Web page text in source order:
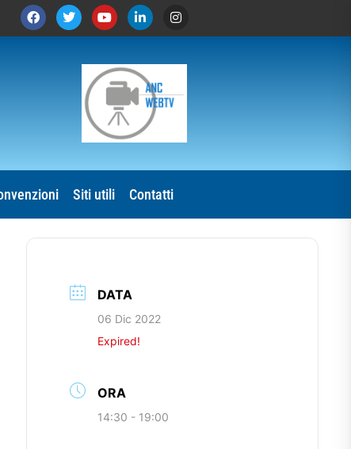
Siti utili Contatti
DATA
06 Dic 2022
Expired!
ORA
14:30 - 19:00